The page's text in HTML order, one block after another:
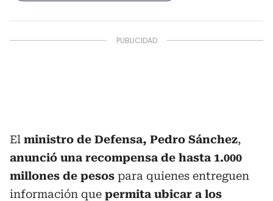
El ministro de Defensa, Pedro Sánchez,
anunció una recompensa de hasta 1.000
millones de pesos para quienes entreguen
información que permita ubicar a los